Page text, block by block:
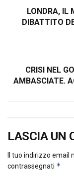
LONDRA, IL
DIBATTITO
CRISI NEL
AMBASCIATE.
LASCIA UN
Il tuo indirizzo email
contrassegnati *